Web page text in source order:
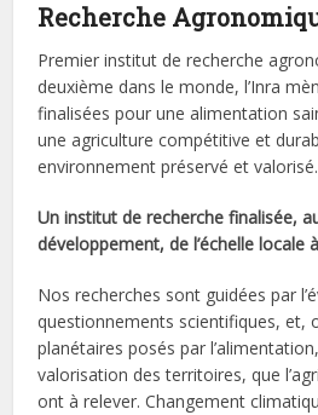
Recherche
Premier institut de recherche
deuxième dans le monde, l’Inra
finalisées pour une alimentation
une agriculture compétitive et
environnement préservé et valorisé.
Un institut de recherche finalisée,
développement, de l’échelle locale
Nos recherches sont guidées par
questionnements scientifiques, et,
planétaires posés par
valorisation des territoires, que
ont à relever. Changement